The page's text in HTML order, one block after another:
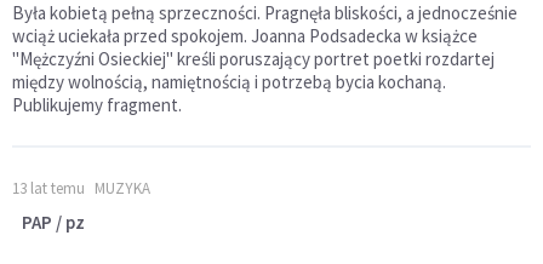
Była kobietą pełną sprzeczności. Pragnęła bliskości, a jednocześnie
wciąż uciekała przed spokojem. Joanna Podsadecka w książce
"Mężczyźni Osieckiej" kreśli poruszający portret poetki rozdartej
między wolnością, namiętnością i potrzebą bycia kochaną.
Publikujemy fragment.
13 lat temu MUZYKA
PAP / pz